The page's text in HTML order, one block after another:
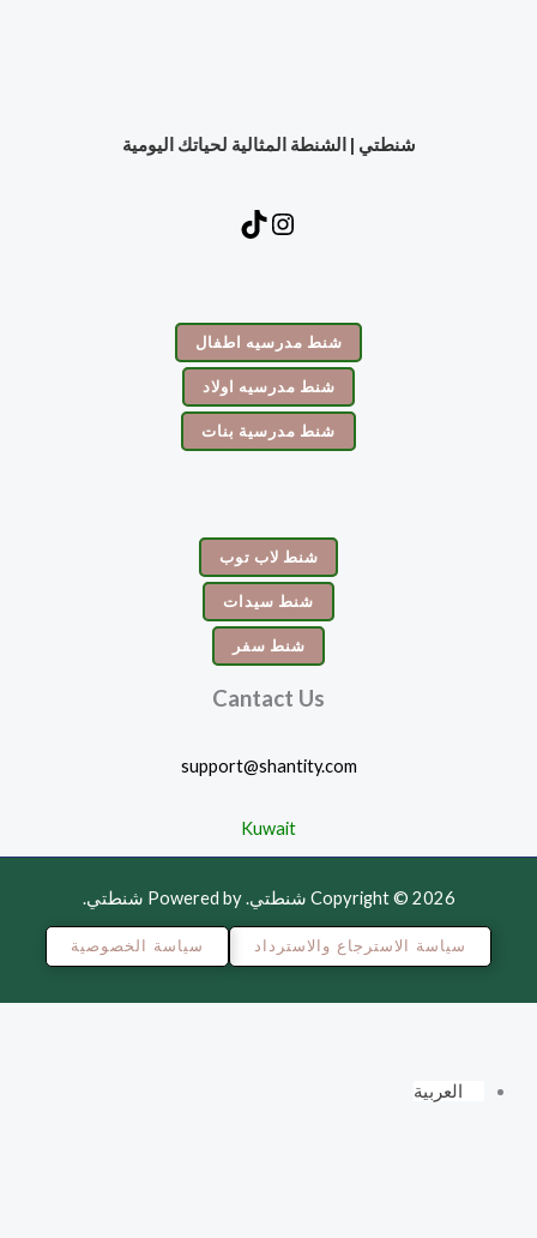
شنطتي | الشنطة المثالية لحياتك اليومية
شنط مدرسيه اطفال
شنط مدرسيه اولاد
شنط مدرسية بنات
شنط لاب توب
شنط سيدات
شنط سفر
Cantact Us
support@shantity.com
Kuwait
Copyright © 2026 شنطتي. Powered by شنطتي.
سياسة الاسترجاع والاسترداد سياسة الخصوصية
العربية